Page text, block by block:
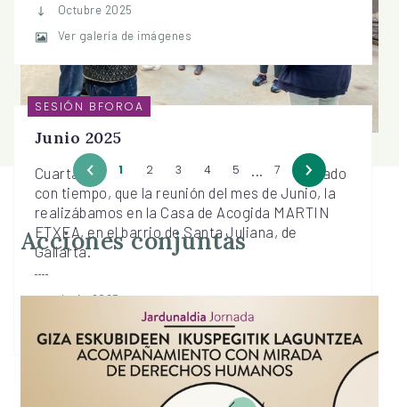
Octubre 2025
Ver galería de imágenes
SESIÓN BFOROA
Junio 2025
Cuarta reunión del BForoa. Se había planificado
con tiempo, que la reunión del mes de Junio, la
realizábamos en la Casa de Acogida MARTIN
ETXEA, en el barrio de Santa Juliana, de
Gallarta.
Junio 2025
Ver galería de imágenes
1 2 3 4 5 ... 7
Acciones conjuntas